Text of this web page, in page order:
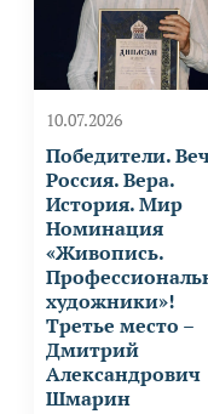
10.07.2026
Победители.
Россия. Вера.
История. Мир
Номинация
«Живопись.
художники»!
Третье место –
Дмитрий
Александрович
Шмарин